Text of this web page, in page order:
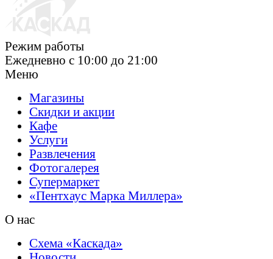
Режим работы
Ежедневно c 10:00 до 21:00
Меню
Магазины
Скидки и акции
Кафе
Услуги
Развлечения
Фотогалерея
Супермаркет
«Пентхаус Марка Миллера»
О нас
Схема «Каскада»